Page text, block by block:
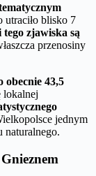
utraciło blisko 7
zjawiska są
przenosiny
obecnie 43,5
lokalnej
jednym
naturalnego.